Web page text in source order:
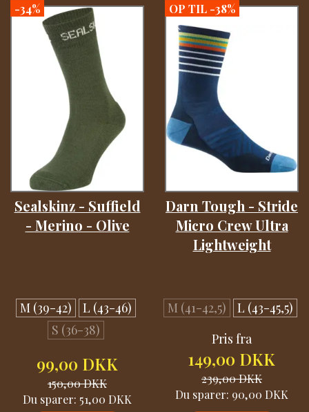
-34%
Sealskinz - Suffield
- Merino - Olive
M (39-42)
L (43-46)
S (36-38)
99,00 DKK
150,00 DKK
Du sparer: 51,00 DKK
OP TIL -38%
Darn Tough - Stride
Micro Crew Ultra
Lightweight
M (41-42,5)
L (43-45,5)
Pris fra
149,00 DKK
239,00 DKK
Du sparer: 90,00 DKK